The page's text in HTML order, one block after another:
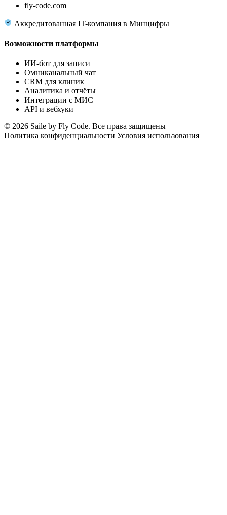
fly-code.com
Аккредитованная IT-компания в Минцифры
Возможности платформы
ИИ-бот для записи
Омниканальный чат
CRM для клиник
Аналитика и отчёты
Интеграции с МИС
API и вебхуки
© 2026 Saile by Fly Code. Все права защищены
Политика конфиденциальности Условия использования